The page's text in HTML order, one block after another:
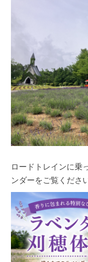
ロードトレインに乗
ンダーをご覧くださ